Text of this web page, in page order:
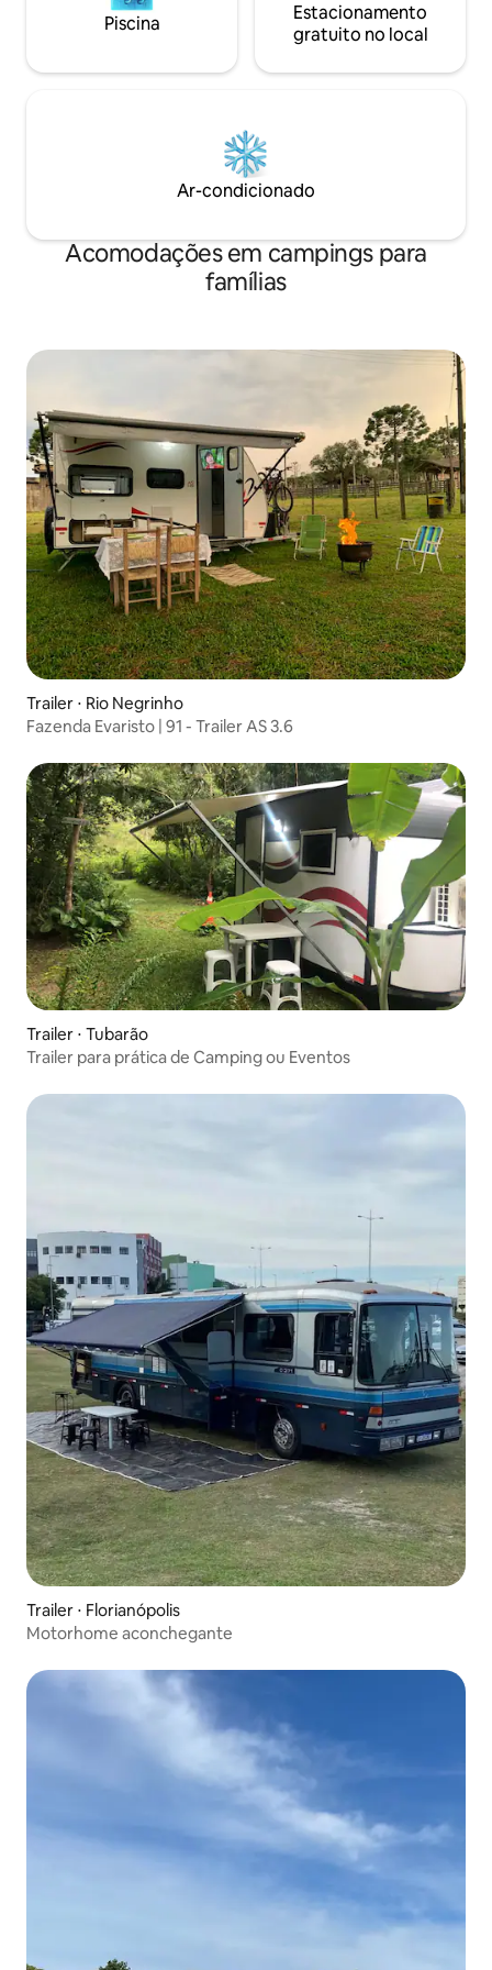
Piscina
Estacionamento
gratuito no local
Ar-condicionado
Acomodações em campings para
famílias
Trailer ⋅ Rio Negrinho
Fazenda Evaristo | 91 - Trailer AS 3.6
Trailer ⋅ Tubarão
Trailer para prática de Camping ou Eventos
Trailer ⋅ Florianópolis
Motorhome aconchegante